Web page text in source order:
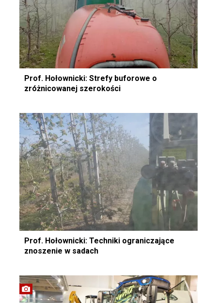
Prof. Hołownicki: Strefy buforowe o
zróżnicowanej szerokości
Prof. Hołownicki: Techniki ograniczające
znoszenie w sadach